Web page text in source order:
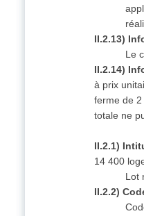
II.2.13)
Le
II.2.14)
à prix
ferme de
totale ne
II.2.1)
14 400
Lot
II.2.2)